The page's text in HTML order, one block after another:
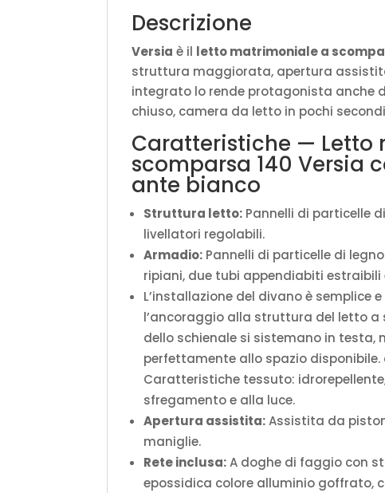
Descrizione
Versia è il letto matrimoniale a
struttura maggiorata, apertura
integrato lo rende protagonista anche
chiuso, camera da letto in pochi
Caratteristiche — Letto
scomparsa 140 Versia
ante bianco
Struttura letto: Pannelli di particelle
livellatori regolabili.
Armadio: Pannelli di particelle di
ripiani, due tubi appendiabiti estraibili
L’installazione del divano è
l’ancoraggio alla struttura del letto a
dello schienale si sistemano in
perfettamente allo spazio
Caratteristiche tessuto:
sfregamento e alla luce.
Apertura assistita:Assistita da
maniglie.
Rete inclusa:A doghe di faggio con
epossidica colore alluminio goffrato,